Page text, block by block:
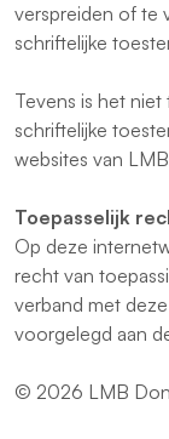
verspreiden of te
schriftelijke
Tevens is het
schriftelijke
websites van
Toepasselijk
Op deze
recht van
verband met
voorgelegd aan
© 2026 LMB